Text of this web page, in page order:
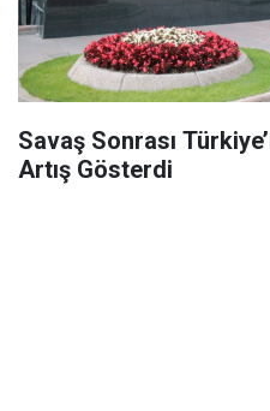
Savaş Sonrası
Artış Gösterdi